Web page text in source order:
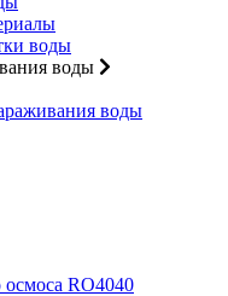
воды
воды
воды
осмоса RO4040